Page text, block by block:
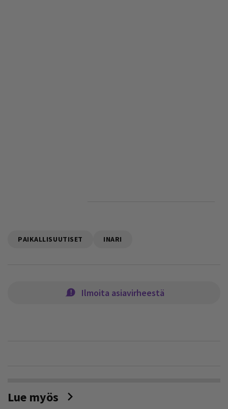
PAIKALLISUUTISET INARI
Ilmoita asiavirheestä
Lue myös